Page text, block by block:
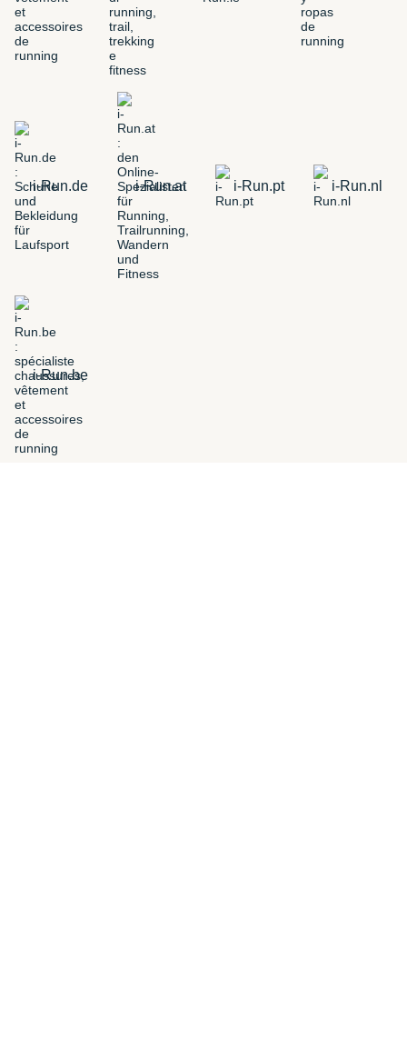
i-Run.de i-Run.at i-Run.pt i-Run.nl
i-Run.be